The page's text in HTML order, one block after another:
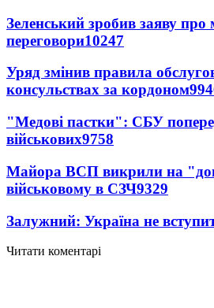
Зеленський зробив заяву про
переговори10247
Уряд змінив правила
консульствах за кордоном
"Медові пастки": СБУ
військових9758
Майора ВСП викрили на
військовому в СЗЧ9329
Залужний: Україна не
Читати коментарі